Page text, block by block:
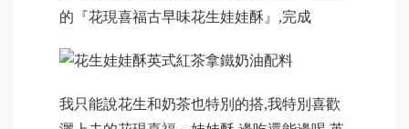
的『花現喜福古早味花生娃娃酥』,完成
我只能說花生和奶茶也特別的搭,我特別喜歡